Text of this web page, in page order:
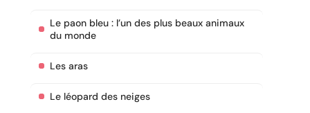
Le paon bleu : l’un des plus beaux animaux
du monde
Les aras
Le léopard des neiges